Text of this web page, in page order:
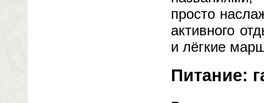
просто
активного
и лёгкие
Питание: